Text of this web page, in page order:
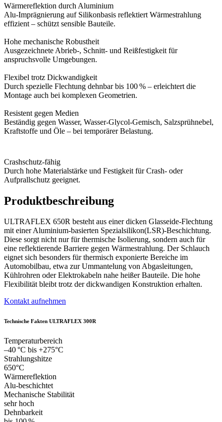
Wärmereflektion durch Aluminium
Alu-Imprägnierung auf Silikonbasis reflektiert Wärmestrahlung
effizient – schützt sensible Bauteile.
Hohe mechanische Robustheit
Ausgezeichnete Abrieb-, Schnitt- und Reißfestigkeit für
anspruchsvolle Umgebungen.
Flexibel trotz Dickwandigkeit
Durch spezielle Flechtung dehnbar bis 100 % – erleichtert die
Montage auch bei komplexen Geometrien.
Resistent gegen Medien
Beständig gegen Wasser, Wasser-Glycol-Gemisch, Salzsprühnebel,
Kraftstoffe und Öle – bei temporärer Belastung.
Crashschutz-fähig
Durch hohe Materialstärke und Festigkeit für Crash- oder
Aufprallschutz geeignet.
Produktbeschreibung
ULTRAFLEX 650R besteht aus einer dicken Glasseide-Flechtung
mit einer Aluminium-basierten Spezialsilikon(LSR)-Beschichtung.
Diese sorgt nicht nur für thermische Isolierung, sondern auch für
eine reflektierende Barriere gegen Wärmestrahlung. Der Schlauch
eignet sich besonders für thermisch exponierte Bereiche im
Automobilbau, etwa zur Ummantelung von Abgasleitungen,
Kühlrohren oder Elektrokabeln nahe heißer Bauteile. Die hohe
Flexibilität bleibt trotz der dickwandigen Konstruktion erhalten.
Kontakt aufnehmen
Technische Fakten ULTRAFLEX 300R
Temperaturbereich
–40 °C bis +275°C
Strahlungshitze
650°C
Wärmereflektion
Alu-beschichtet
Mechanische Stabilität
sehr hoch
Dehnbarkeit